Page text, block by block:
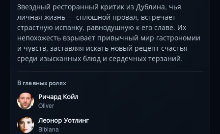
Звездный ресторанный критик из Дублина, чья
личная жизнь — сплошной провал, встречает
страстную испанку, равнодушную к его славе. Их
непохожесть взрывает привычный мир гастрономии
и чувств, заставляя искать новый рецепт счастья
среди изысканных блюд и сердечных терзаний.
В главных ролях
Ричард Койл
Oliver
Леонор Уотлинг
Bibiana